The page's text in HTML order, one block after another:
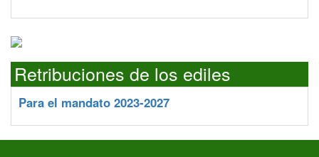
Retribuciones de los ediles
Para el mandato 2023-2027